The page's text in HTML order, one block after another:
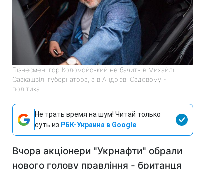
Бізнесмен Ігор Коломойський не бачить в Михайлі
Саакашвілі губернатора, а в Андрієві Садовому -
політика
Не трать время на шум! Читай только
суть из РБК-Украина в Google
Вчора акціонери "Укрнафти" обрали
нового голову правління - британця